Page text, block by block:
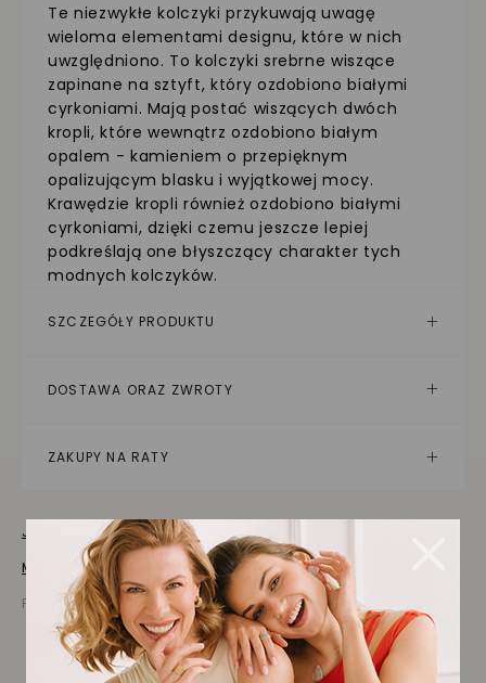
Te niezwykłe kolczyki przykuwają uwagę
wieloma elementami designu, które w nich
uwzględniono. To kolczyki srebrne wiszące
zapinane na sztyft, który ozdobiono białymi
cyrkoniami. Mają postać wiszących dwóch
kropli, które wewnątrz ozdobiono białym
opalem - kamieniem o przepięknym
opalizującym blasku i wyjątkowej mocy.
Krawędzie kropli również ozdobiono białymi
cyrkoniami, dzięki czemu jeszcze lepiej
podkreślają one błyszczący charakter tych
modnych kolczyków.
SZCZEGÓŁY PRODUKTU
DOSTAWA ORAZ ZWROTY
ZAKUPY NA RATY
Jak dbać o biżuterię
Masz pytania? Zapytaj!
Prezentowana cena jest ceną brutto